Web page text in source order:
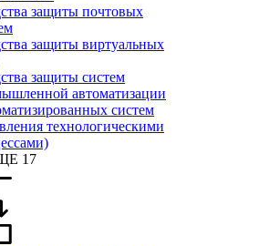
защиты почтовых
защиты виртуальных
защиты систем
автоматизации
систем
технологическими
17